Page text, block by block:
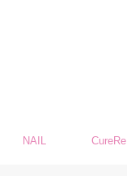
NAIL CureRe